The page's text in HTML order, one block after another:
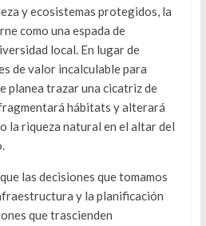
y ecosistemas protegidos, la
como una espada de
local. En lugar de
de valor incalculable para
planea trazar una cicatriz de
hábitats y alterará
la riqueza natural en el altar del
las decisiones que tomamos
y la planificación
que trascienden